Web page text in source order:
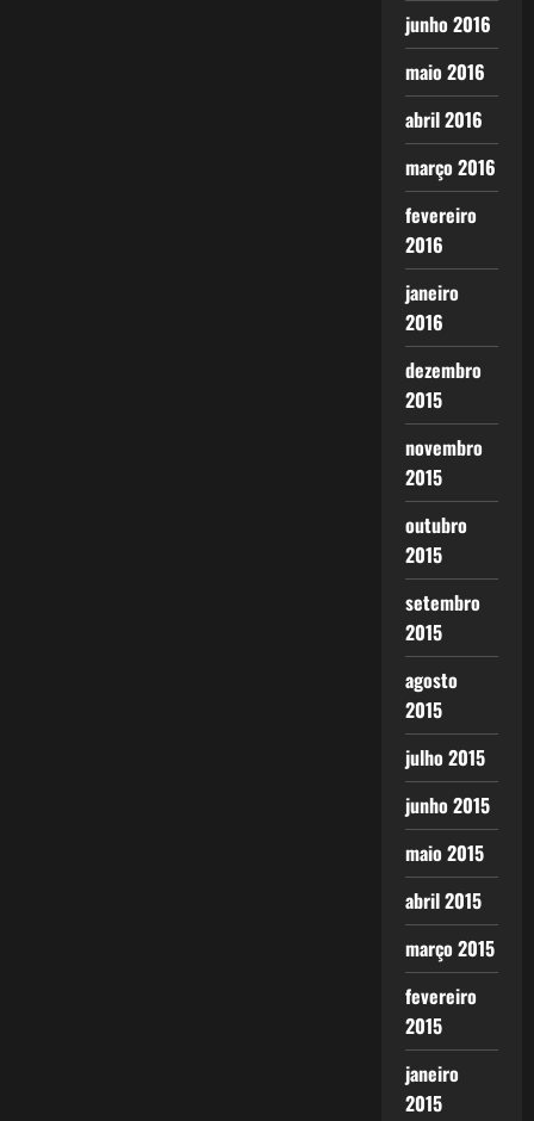
junho 2016
maio 2016
abril 2016
março 2016
fevereiro
2016
janeiro
2016
dezembro
2015
novembro
2015
outubro
2015
setembro
2015
agosto
2015
julho 2015
junho 2015
maio 2015
abril 2015
março 2015
fevereiro
2015
janeiro
2015